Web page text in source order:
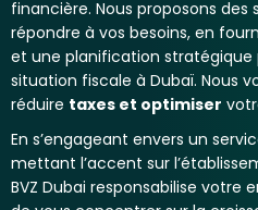
financière. Nous proposons
répondre à vos besoins, en
et une planification stratégique
situation fiscale à Dubaï. Nous
réduire taxes et optimiser
En s’engageant envers un
mettant l’accent sur
BVZ Dubai responsabilise votre